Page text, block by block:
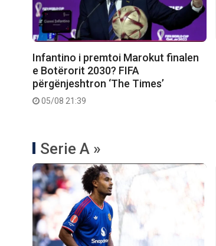
Infantino i premtoi Marokut finalen
e Botërorit 2030? FIFA
përgënjeshtron ‘The Times’
05/08 21:39
Serie A »